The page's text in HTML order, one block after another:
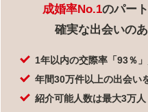
成婚率No.1のパー
確実な出会いの
1年以内の交際率「93％
年間30万件以上の出会い
紹介可能人数は最大3万人